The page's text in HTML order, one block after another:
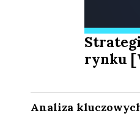
rynku
Analiza